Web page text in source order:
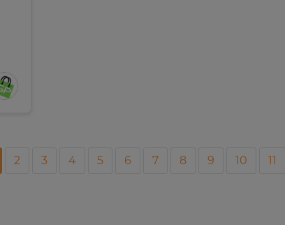
2 3 4 5 6 7 8 9 10 11